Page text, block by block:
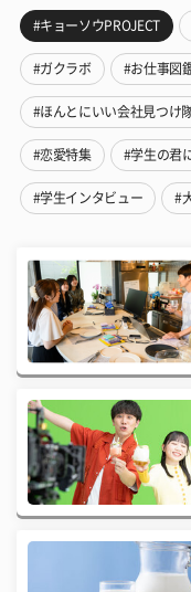
#キョーソウPROJECT
#ガクラボ #お仕事図
#ほんとにいい会社見つけ
#恋愛特集 #学生の君
#学生インタビュー #